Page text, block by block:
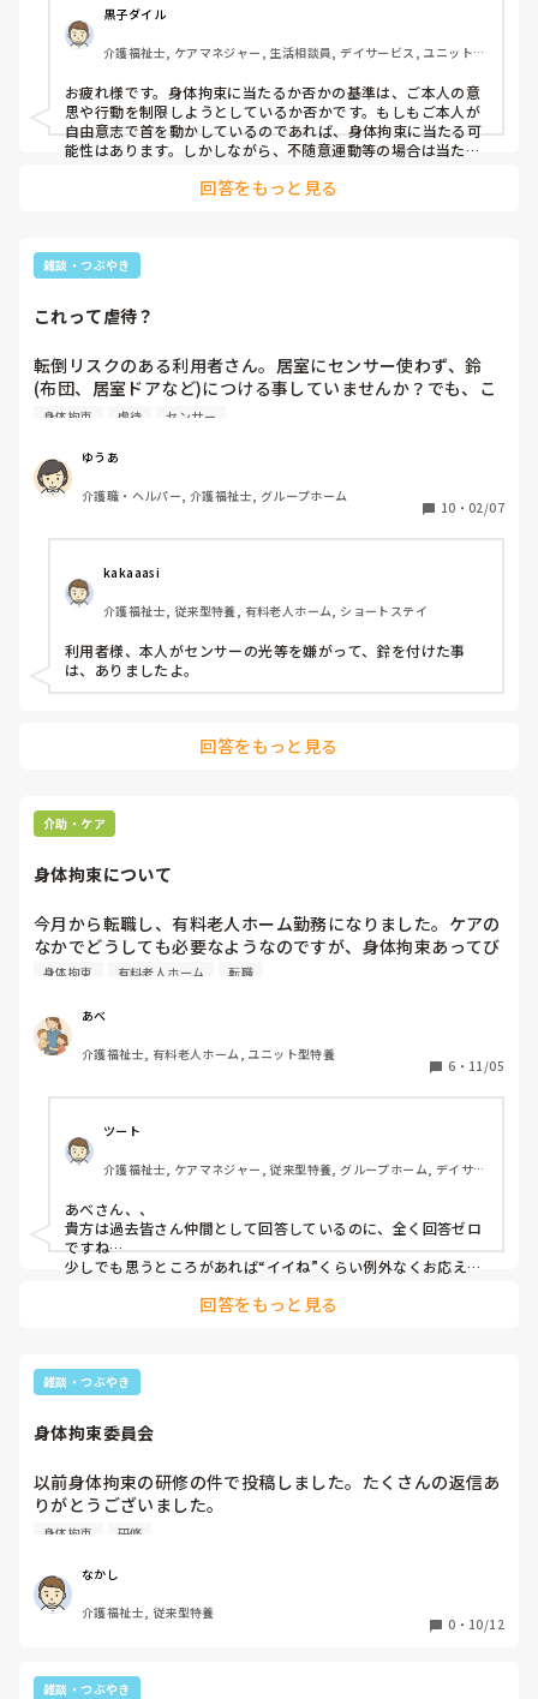
黒子ダイル
介護福祉士, ケアマネジャー, 生活相談員, デイサービス, ユニット型
お疲れ様です。身体拘束に当たるか否かの基準は、ご本人の意
思や行動を制限しようとしているか否かです。もしもご本人が
自由意志で首を動かしているのであれば、身体拘束に当たる可
能性はあります。しかしながら、不随意運動等の場合は当たら
スで考える必要があります。首を自由に動かす利益と、食事
回答をもっと見る
雑談・つぶやき
これって虐待？
転倒リスクのある利用者さん。居室にセンサー使わず、鈴
(布団、居室ドアなど)につける事していませんか？でも、こ
れって身体拘束や虐待になるのですか？
でしょうか。
身体拘束 虐待 センサー
ゆうあ
介護職・ヘルパー, 介護福祉士, グループホーム
10 ・ 02/07
kakaaasi
介護福祉士, 従来型特養, 有料老人ホーム, ショートステイ
利用者様、本人がセンサーの光等を嫌がって、鈴を付けた事
は、ありましたよ。
回答をもっと見る
介助・ケア
身体拘束について
今月から転職し、有料老人ホーム勤務になりました。ケアの
なかでどうしても必要なようなのですが、身体拘束あってび
っくりしました。皆さんの施設は身体拘束はありますか?
身体拘束 有料老人ホーム 転職
あべ
介護福祉士, 有料老人ホーム, ユニット型特養
6 ・ 11/05
ツート
介護福祉士, ケアマネジャー, 従来型特養, グループホーム, デイサー
あべさん、、
貴方は過去皆さん仲間として回答しているのに、全く回答ゼロ
ですね…
少しでも思うところがあれば“イイね”くらい例外なくお応えし
って当たり前、なのですかね?
回答をもっと見る
雑談・つぶやき
身体拘束委員会
以前身体拘束の研修の件で投稿しました。たくさんの返信あ
りがとうございました。
また研修をやることになりまして、今度は回覧研修を予定し
料ありましたら教えて頂けるとありがたいです。よろしくお
願いします。
身体拘束 研修
なかし
介護福祉士, 従来型特養
0 ・ 10/12
雑談・つぶやき